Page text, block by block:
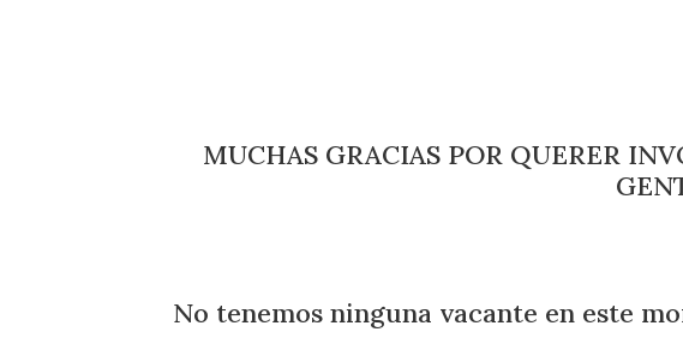
MUCHAS GRACIAS POR QUERER
No tenemos ninguna vacante en este